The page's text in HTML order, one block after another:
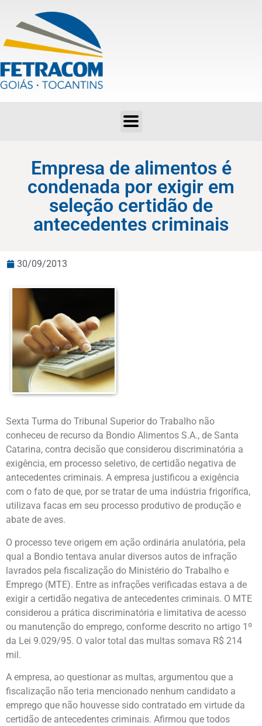
Empresa de alimentos é
condenada por exigir em
seleção certidão de
antecedentes criminais
30/09/2013
Sexta Turma do Tribunal Superior do Trabalho não
conheceu de recurso da Bondio Alimentos S.A., de Santa
Catarina, contra decisão que considerou discriminatória a
exigência, em processo seletivo, de certidão negativa de
antecedentes criminais. A empresa justificou a exigência
com o fato de que, por se tratar de uma indústria frigorífica,
utilizava facas em seu processo produtivo de produção e
abate de aves.
O processo teve origem em ação ordinária anulatória, pela
qual a Bondio tentava anular diversos autos de infração
lavrados pela fiscalização do Ministério do Trabalho e
Emprego (MTE). Entre as infrações verificadas estava a de
exigir a certidão negativa de antecedentes criminais. O MTE
considerou a prática discriminatória e limitativa de acesso
ou manutenção do emprego, conforme descrito no artigo 1º
da Lei 9.029/95. O valor total das multas somava R$ 214
mil.
A empresa, ao questionar as multas, argumentou que a
fiscalização não teria mencionado nenhum candidato a
emprego que não houvesse sido contratado em virtude da
certidão de antecedentes criminais. Afirmou que todos